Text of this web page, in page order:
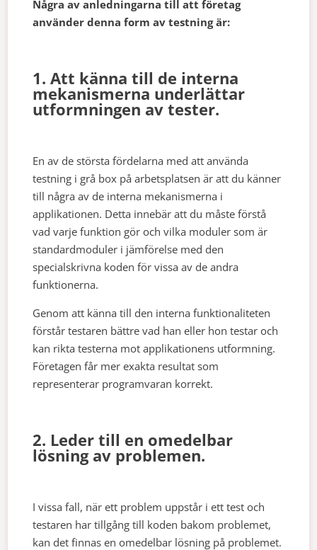
Några av anledningarna till att företag
använder denna form av testning är:
1. Att känna till de interna
mekanismerna underlättar
utformningen av tester.
En av de största fördelarna med att använda
testning i grå box på arbetsplatsen är att du känner
till några av de interna mekanismerna i
applikationen. Detta innebär att du måste förstå
vad varje funktion gör och vilka moduler som är
standardmoduler i jämförelse med den
specialskrivna koden för vissa av de andra
funktionerna.
Genom att känna till den interna funktionaliteten
förstår testaren bättre vad han eller hon testar och
kan rikta testerna mot applikationens utformning.
Företagen får mer exakta resultat som
representerar programvaran korrekt.
2. Leder till en omedelbar
lösning av problemen.
I vissa fall, när ett problem uppstår i ett test och
testaren har tillgång till koden bakom problemet,
kan det finnas en omedelbar lösning på problemet.